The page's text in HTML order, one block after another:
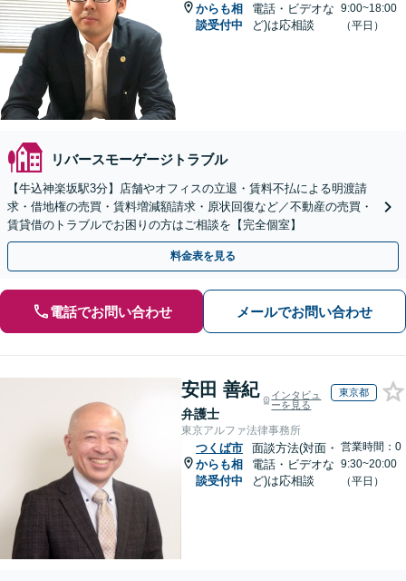
からも相
談受付中
電話・ビデオな
ど)は応相談
9:00~18:00
（平日）
リバースモーゲージトラブル
【牛込神楽坂駅3分】店舗やオフィスの立退・賃料不払による明渡請
求・借地権の売買・賃料増減額請求・原状回復など／不動産の売買・
賃貸借のトラブルでお困りの方はご相談を【完全個室】
料金表を見る
電話でお問い合わせ メールでお問い合わせ
安田 善紀
弁護士
インタビュ
ーを見る
東京都
東京アルファ法律事務所
つくば市
からも相
談受付中
面談方法(対面・
電話・ビデオな
ど)は応相談
営業時間：0
9:30~20:00
（平日）